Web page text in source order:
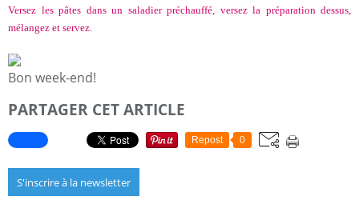
Versez les pâtes dans un saladier préchauffé, versez la préparation dessus,
mélangez et servez.
Bon week-end!
PARTAGER CET ARTICLE
Repost 0
S'inscrire à la newsletter